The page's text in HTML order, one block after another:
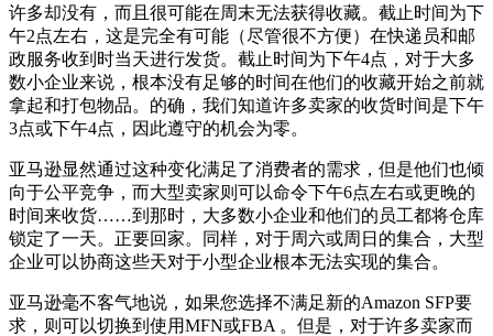
许多却没有，而且很可能在周末无法获得收藏。截止时间为下
午2点左右，这是完全有可能（尽管很不方便）在快递员和邮
政服务收到时当天进行发货。截止时间为下午4点，对于大多
数小企业来说，根本没有足够的时间在他们的收藏开始之前就
拿起和打包物品。的确，我们知道许多卖家的收货时间是下午
3点或下午4点，因此遵守的机会为零。
亚马逊显然通过这种变化满足了消费者的需求，但是他们也倾
向于公平竞争，而大型卖家则可以命令下午6点左右或更晚的
时间来收货……到那时，大多数小企业和他们的员工都将仓库
锁定了一天。正要回家。同样，对于周六或周日的集合，大型
企业可以协商这些天对于小型企业根本无法实现的集合。
亚马逊毫不客气地说，如果您选择不满足新的Amazon SFP要
求，则可以切换到使用MFN或FBA 。但是，对于许多卖家而